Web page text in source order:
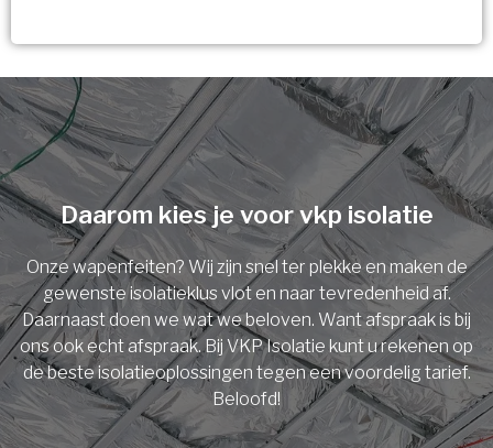
Meerdere keuzes mogelijk
Isolatiemaatregel
Spouwisolatie
Vloerisolatie
Dakisolatie
Gevelisolatie
Vorige Volgende
Vorige Volgende
U komt in aanmerking voor
subsidie!
Vul uw gegevens in en ontvang nu direct uw
berekening per mail.
Voornaam
Achternaam
Daarom kies je voor vkp isolatie
Onze wapenfeiten? Wij zijn snel ter plekke en maken de
gewenste isolatieklus vlot en naar tevredenheid af.
Daarnaast doen we wat we beloven. Want afspraak is bij
ons ook echt afspraak. Bij VKP Isolatie kunt u rekenen op
de beste isolatieoplossingen tegen een voordelig tarief.
Beloofd!